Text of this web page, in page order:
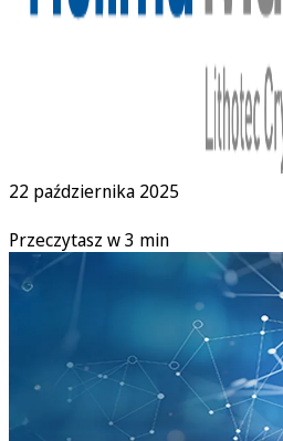
22 października 2025
Przeczytasz w 3 min